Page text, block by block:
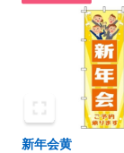
新年会黄